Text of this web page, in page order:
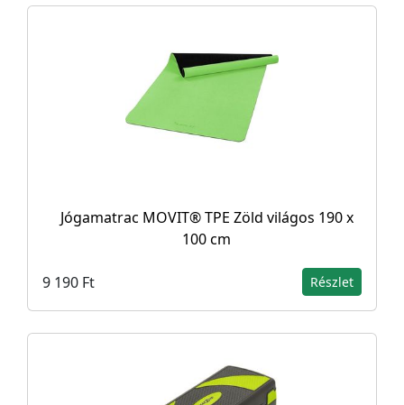
Jógamatrac MOVIT® TPE Zöld világos 190 x
100 cm
9 190 Ft Részlet